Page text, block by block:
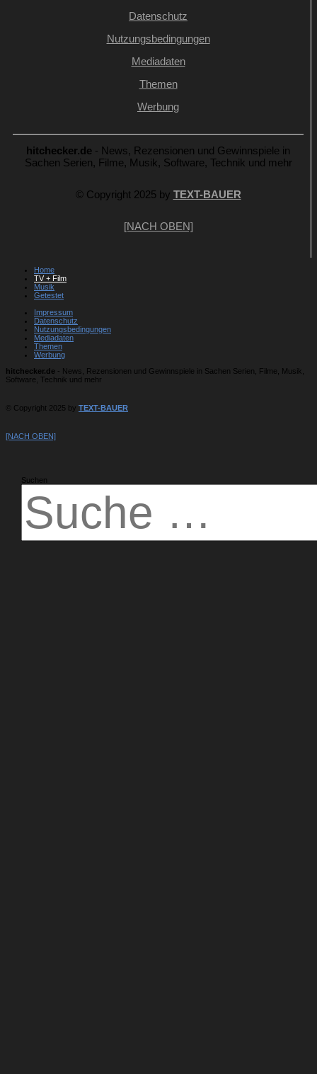
Datenschutz
Nutzungsbedingungen
Mediadaten
Themen
Werbung
hitchecker.de - News, Rezensionen und Gewinnspiele in
Sachen Serien, Filme, Musik, Software, Technik und mehr
© Copyright 2025 by TEXT-BAUER
[NACH OBEN]
Home
TV + Film
Musik
Getestet
Impressum
Datenschutz
Nutzungsbedingungen
Mediadaten
Themen
Werbung
hitchecker.de - News, Rezensionen und Gewinnspiele in Sachen Serien, Filme, Musik,
Software, Technik und mehr
© Copyright 2025 by TEXT-BAUER
[NACH OBEN]
Suchen